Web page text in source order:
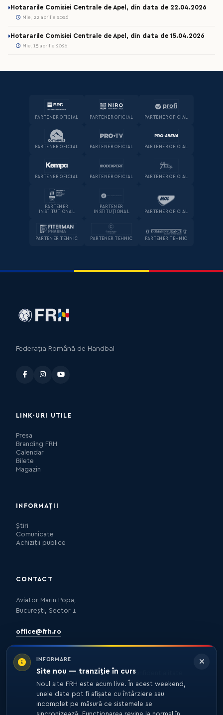
Hotararile Comisiei Centrale de Apel, din data de 22.04.2026
Mie, 22 aprilie 2026
Hotararile Comisiei Centrale de Apel, din data de 15.04.2026
Mie, 15 aprilie 2026
PARTENER OFICIAL PARTENER OFICIAL PARTENER OFICIAL
PARTENER OFICIAL PARTENER OFICIAL PARTENER OFICIAL
PARTENER OFICIAL PARTENER OFICIAL PARTENER OFICIAL
PARTENER
INSTITUȚIONAL
PARTENER
INSTITUȚIONAL
PARTENER OFICIAL
PARTENER TEHNIC PARTENER TEHNIC PARTENER TEHNIC
INFORMARE
Site nou — tranziție în curs
Noul site FRH este acum live. În acest weekend,
unele date pot fi afișate cu întârziere sau
incomplet pe măsură ce sistemele se
Federația Română de Handbal
LINK-URI UTILE
Presa
Branding FRH
Calendar
Bilete
Magazin
INFORMAȚII
Știri
Comunicate
Achiziții publice
CONTACT
Aviator Marin Popa,
București, Sector 1
office@frh.ro
Protecția datelorPolitica de confidențialitate
Nota de informare